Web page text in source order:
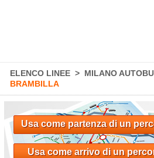
ELENCO LINEE > MILANO
BRAMBILLA
Usa come partenza di un
Usa come arrivo di un